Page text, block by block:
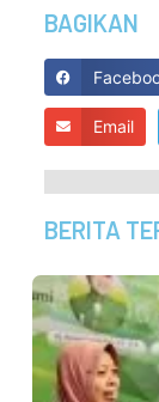
BAGIKAN
Email
BERITA